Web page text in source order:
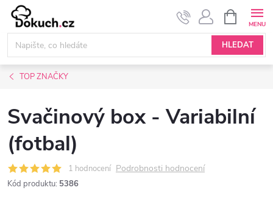
Přejít
obsah
HLEDAT
NÁKUPNÍ
KOŠÍK
TOP ZNAČKY
Svačinový box - Variabilní
(fotbal)
1 hodnocení Podrobnosti hodnocení
Kód produktu: 5386